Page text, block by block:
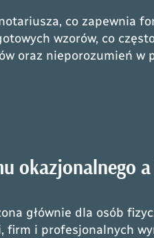
co zapewnia
wzorów, co
oraz nieporozumień w
okazjonalnego
głównie dla osób
i profesjonalnych